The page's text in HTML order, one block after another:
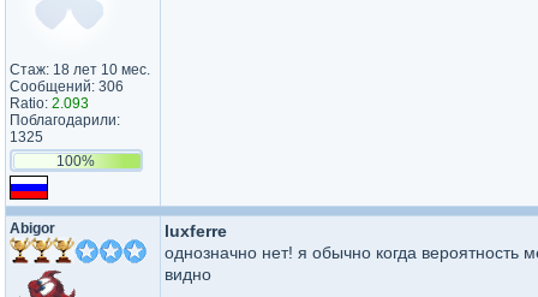
Стаж: 18 лет 10 мес.
Сообщений: 306
Ratio: 2.093
Поблагодарили:
1325
100%
Abigor
luxferre
однозначно нет! я обычно когда
видно